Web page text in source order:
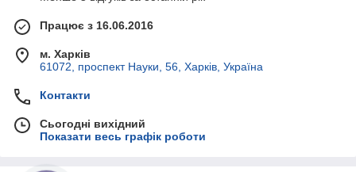
Працює з 16.06.2016
м. Харків
61072, проспект Науки, 56, Харків, Україна
Контакти
Сьогодні вихідний
Показати весь графік роботи